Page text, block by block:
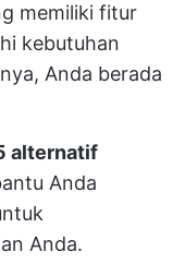
memiliki fitur
kebutuhan
Anda berada
alternatif
Anda
Anda.